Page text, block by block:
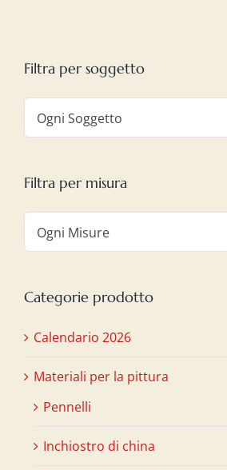
Filtra per soggetto
Ogni Soggetto
Filtra per misura
Ogni Misure
Categorie prodotto
Calendario 2026
Materiali per la pittura
Pennelli
Inchiostro di china